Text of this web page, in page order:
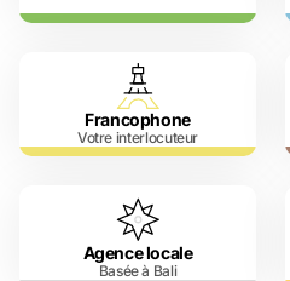
Francophone
Votre interlocuteur
Agence locale
Basée à Bali